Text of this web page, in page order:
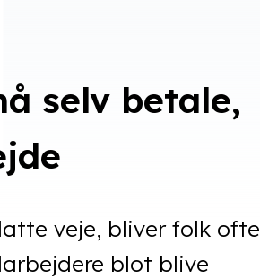
selv betale,
veje, bliver folk ofte
blot blive